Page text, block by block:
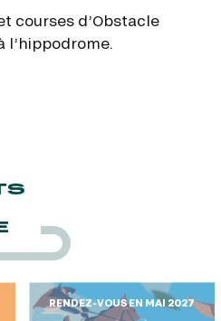
courses d’Obstacle
l’hippodrome.
RENDEZ-VOUS EN MAI 2027